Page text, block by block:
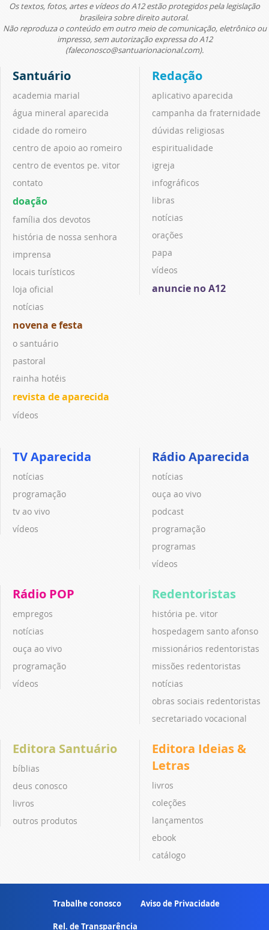
Os textos, fotos, artes e vídeos do A12 estão protegidos pela legislação
brasileira sobre direito autoral.
Não reproduza o conteúdo em outro meio de comunicação, eletrônico ou
impresso, sem autorização expressa do A12
(faleconosco@santuarionacional.com).
Santuário
academia marial
água mineral aparecida
cidade do romeiro
centro de apoio ao romeiro
centro de eventos pe. vitor
contato
doação
família dos devotos
história de nossa senhora
imprensa
locais turísticos
loja oficial
notícias
novena e festa
o santuário
pastoral
rainha hotéis
revista de aparecida
vídeos
Redação
aplicativo aparecida
campanha da fraternidade
dúvidas religiosas
espiritualidade
igreja
infográficos
libras
notícias
orações
papa
vídeos
anuncie no A12
TV Aparecida
notícias
programação
tv ao vivo
vídeos
Rádio Aparecida
notícias
ouça ao vivo
podcast
programação
programas
vídeos
Rádio POP
empregos
notícias
ouça ao vivo
programação
vídeos
Redentoristas
história pe. vitor
hospedagem santo afonso
missionários redentoristas
missões redentoristas
notícias
obras sociais redentoristas
secretariado vocacional
Editora Santuário
bíblias
deus conosco
livros
outros produtos
Editora Ideias &
Letras
livros
coleções
lançamentos
ebook
catálogo
Trabalhe conosco Aviso de Privacidade
Rel. de Transparência